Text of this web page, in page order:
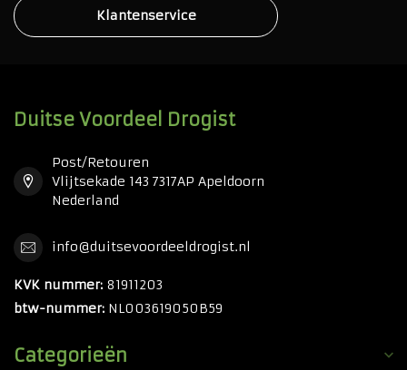
Klantenservice
Duitse Voordeel Drogist
Post/Retouren
Vlijtsekade 143 7317AP Apeldoorn
Nederland
info@duitsevoordeeldrogist.nl
KVK nummer: 81911203
btw-nummer: NL003619050B59
Categorieën